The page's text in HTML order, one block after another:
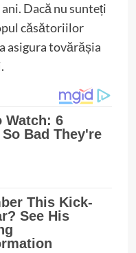
Dacă nu sunteți
căsătoriilor
asigura tovărășia